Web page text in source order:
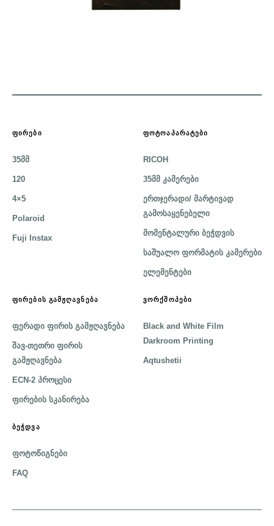
ᲤᲘᲠᲔᲑᲘ
35მმ
120
4×5
Polaroid
Fuji Instax
ᲤᲝᲢᲝᲐᲞᲐᲠᲐᲢᲔᲑᲘ
RICOH
35მმ კამერები
ერთჯერადი/ მარტივად
გამოსაყენებელი
მომენტალური ბეჭდვის
საშუალო ფორმატის კამერები
ელემენტები
ᲤᲘᲠᲔᲑᲘᲡ ᲒᲐᲛᲟᲦᲐᲕᲜᲔᲑᲐ
ფერადი ფირის გამჟღავნება
შავ-თეთრი ფირის
გამჟღავნება
ECN-2 პროცესი
ფირების სკანირება
ᲕᲝᲠᲥᲨᲝᲞᲔᲑᲘ
Black and White Film
Darkroom Printing
Aqtushetii
ᲑᲔᲭᲓᲕᲐ
ფოტოწიგნები
FAQ